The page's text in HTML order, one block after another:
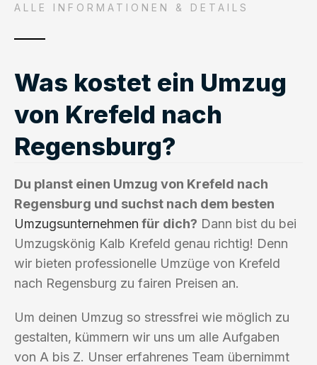
ALLE INFORMATIONEN & DETAILS
Was kostet ein Umzug
von Krefeld nach
Regensburg?
Du planst einen Umzug von Krefeld nach
Regensburg und suchst nach dem besten
Umzugsunternehmen für dich? Dann bist du bei
Umzugskönig Kalb Krefeld genau richtig! Denn
wir bieten professionelle Umzüge von Krefeld
nach Regensburg zu fairen Preisen an.
Um deinen Umzug so stressfrei wie möglich zu
gestalten, kümmern wir uns um alle Aufgaben
von A bis Z. Unser erfahrenes Team übernimmt